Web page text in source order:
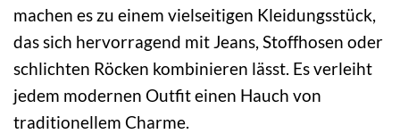
machen es zu einem vielseitigen Kleidungsstück,
das sich hervorragend mit Jeans, Stoffhosen oder
schlichten Röcken kombinieren lässt. Es verleiht
jedem modernen Outfit einen Hauch von
traditionellem Charme.